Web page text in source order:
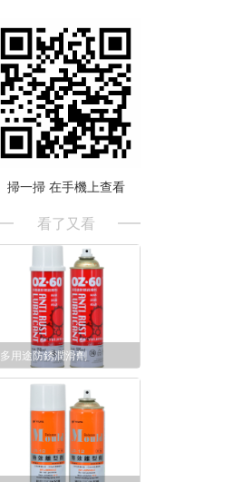
掃一掃 在手機上查看
看了又看
多用途防銹潤滑劑